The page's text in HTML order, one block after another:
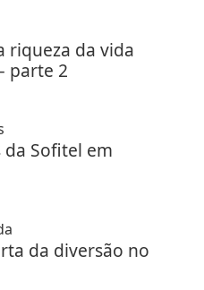
riqueza da vida
parte 2
da Sofitel em
da diversão no